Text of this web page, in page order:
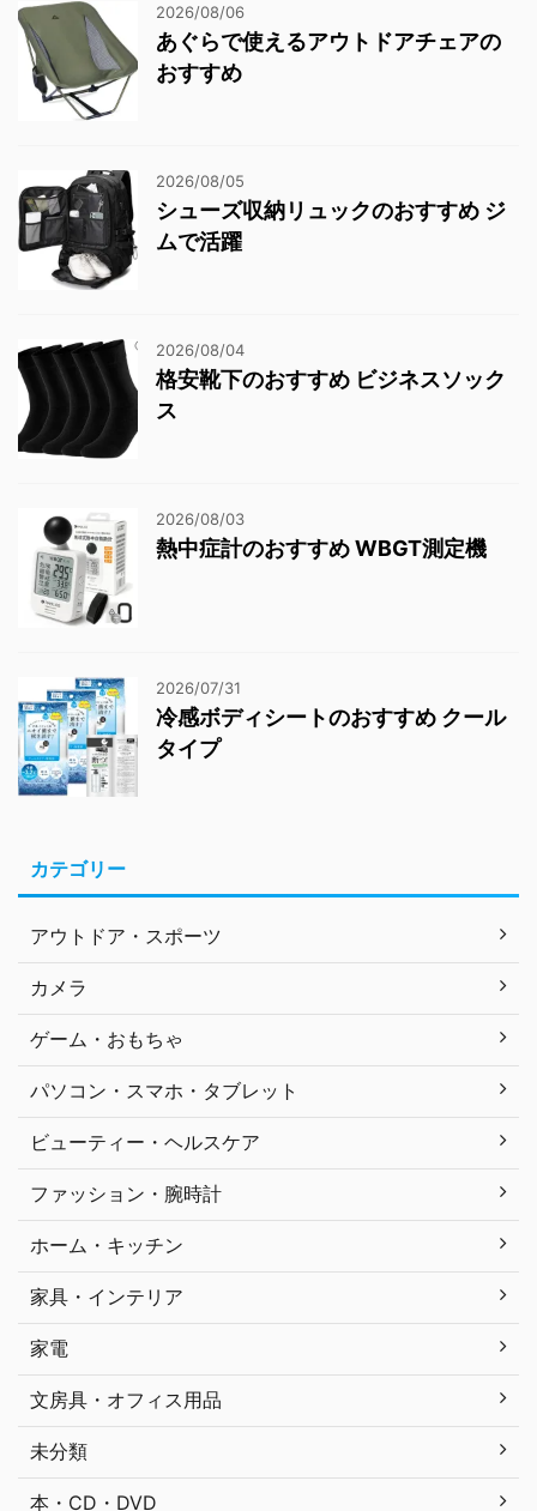
2026/08/06
あぐらで使えるアウトドアチェアの
おすすめ
2026/08/05
シューズ収納リュックのおすすめ ジ
ムで活躍
2026/08/04
格安靴下のおすすめ ビジネスソック
ス
2026/08/03
熱中症計のおすすめ WBGT測定機
2026/07/31
冷感ボディシートのおすすめ クール
タイプ
カテゴリー
アウトドア・スポーツ
カメラ
ゲーム・おもちゃ
パソコン・スマホ・タブレット
ビューティー・ヘルスケア
ファッション・腕時計
ホーム・キッチン
家具・インテリア
家電
文房具・オフィス用品
未分類
本・CD・DVD